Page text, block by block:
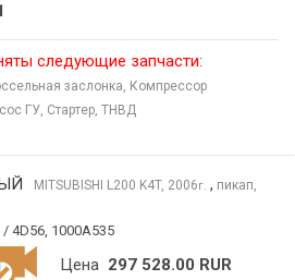
следующие запчасти:
заслонка, Компрессор
ГУ, Стартер, ТНВД
MITSUBISHI L200 K4T, 2006г. , пикап,
4D56, 1000A535
Цена 297 528.00 RUR